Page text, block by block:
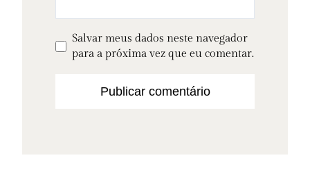
Salvar meus dados neste navegador
para a próxima vez que eu comentar.